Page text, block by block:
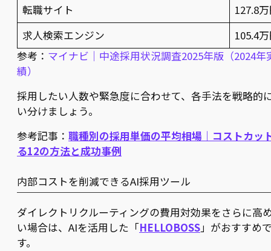
転職サイト
127.8
求人検索エンジン
105.4
参考： マイナビ｜中途採用状況調査2025年版（2024年
績）
採用したい人数や緊急度に合わせて、各手法を戦略的
い分けましょう。
参考記事： 職種別の採用単価の平均相場｜コストカッ
る12の方法と成功事例
内部コストを削減できるAI採用ツール
ダイレクトリクルーティングの費用対効果をさらに高
い場合は、AIを活用した「HELLOBOSS」がおすすめ
す。